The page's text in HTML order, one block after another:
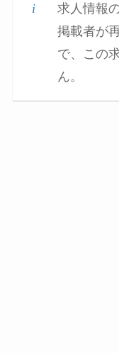
求人情報
掲載者が
で、この
ん。